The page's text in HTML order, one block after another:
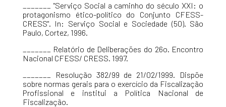
_______ "Serviço Social a caminho do século XXI: o
protagonismo ético-político do Conjunto CFESS-
CRESS". In: Serviço Social e Sociedade (50). São
Paulo, Cortez, 1996.
_______ Relatório de Deliberações do 26o. Encontro
Nacional CFESS/ CRESS. 1997.
_______ Resolução 382/99 de 21/02/1999. Dispõe
sobre normas gerais para o exercício da Fiscalização
Profissional e institui a Política Nacional de
Fiscalização.